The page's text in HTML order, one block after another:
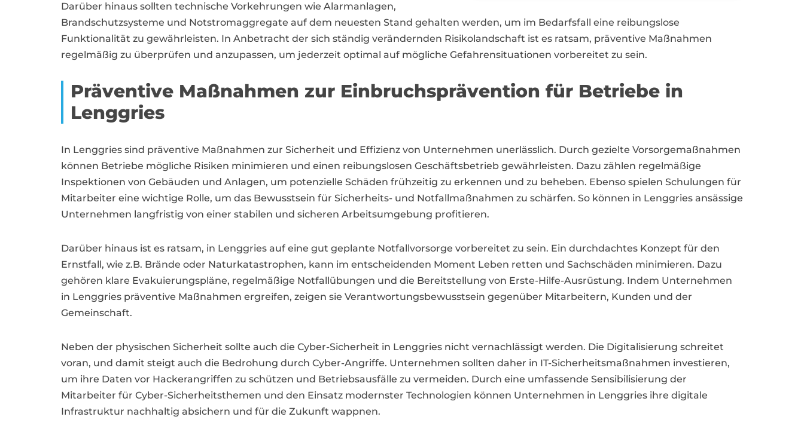
Darüber hinaus sollten technische Vorkehrungen wie Alarmanlagen,
Brandschutzsysteme und Notstromaggregate auf dem neuesten Stand gehalten werden, um im Bedarfsfall eine reibungslose
Funktionalität zu gewährleisten. In Anbetracht der sich ständig verändernden Risikolandschaft ist es ratsam, präventive Maßnahmen
regelmäßig zu überprüfen und anzupassen, um jederzeit optimal auf mögliche Gefahrensituationen vorbereitet zu sein.
Präventive Maßnahmen zur Einbruchsprävention für Betriebe in
Lenggries
In Lenggries sind präventive Maßnahmen zur Sicherheit und Effizienz von Unternehmen unerlässlich. Durch gezielte Vorsorgemaßnahmen
können Betriebe mögliche Risiken minimieren und einen reibungslosen Geschäftsbetrieb gewährleisten. Dazu zählen regelmäßige
Inspektionen von Gebäuden und Anlagen, um potenzielle Schäden frühzeitig zu erkennen und zu beheben. Ebenso spielen Schulungen für
Mitarbeiter eine wichtige Rolle, um das Bewusstsein für Sicherheits- und Notfallmaßnahmen zu schärfen. So können in Lenggries ansässige
Unternehmen langfristig von einer stabilen und sicheren Arbeitsumgebung profitieren.
Darüber hinaus ist es ratsam, in Lenggries auf eine gut geplante Notfallvorsorge vorbereitet zu sein. Ein durchdachtes Konzept für den
Ernstfall, wie z.B. Brände oder Naturkatastrophen, kann im entscheidenden Moment Leben retten und Sachschäden minimieren. Dazu
gehören klare Evakuierungspläne, regelmäßige Notfallübungen und die Bereitstellung von Erste-Hilfe-Ausrüstung. Indem Unternehmen
in Lenggries präventive Maßnahmen ergreifen, zeigen sie Verantwortungsbewusstsein gegenüber Mitarbeitern, Kunden und der
Gemeinschaft.
Neben der physischen Sicherheit sollte auch die Cyber-Sicherheit in Lenggries nicht vernachlässigt werden. Die Digitalisierung schreitet
voran, und damit steigt auch die Bedrohung durch Cyber-Angriffe. Unternehmen sollten daher in IT-Sicherheitsmaßnahmen investieren,
um ihre Daten vor Hackerangriffen zu schützen und Betriebsausfälle zu vermeiden. Durch eine umfassende Sensibilisierung der
Mitarbeiter für Cyber-Sicherheitsthemen und den Einsatz modernster Technologien können Unternehmen in Lenggries ihre digitale
Infrastruktur nachhaltig absichern und für die Zukunft wappnen.